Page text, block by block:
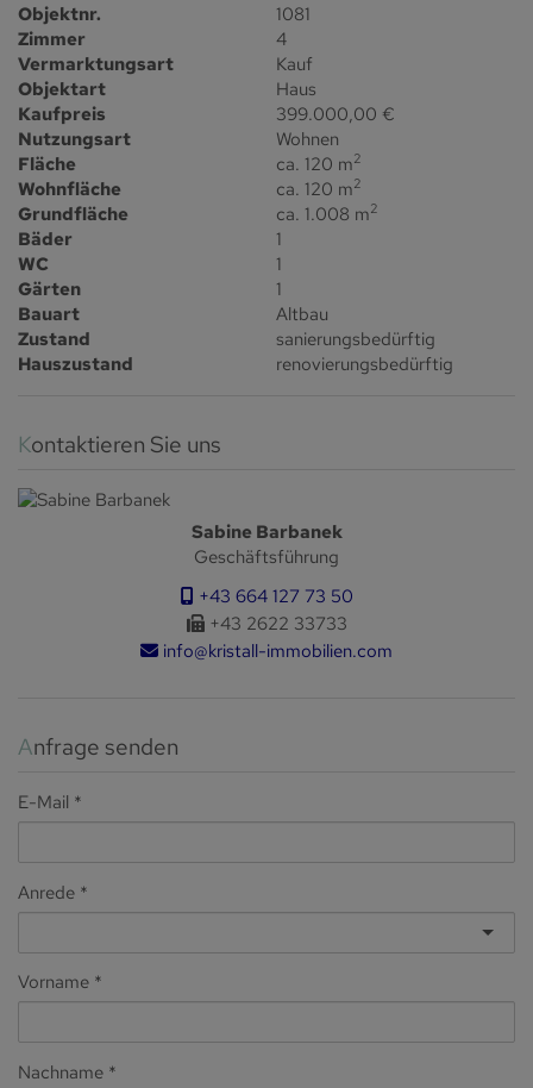
Objektnr.
1081
Zimmer
4
Vermarktungsart
Kauf
Objektart
Haus
Kaufpreis
399.000,00 €
Nutzungsart
Wohnen
Fläche
ca. 120 m2
Wohnfläche ca. 120 m2
Grundfläche ca. 1.008 m2
Bäder
1
WC
1
Gärten
1
Bauart
Altbau
Zustand
sanierungsbedürftig
Hauszustand
renovierungsbedürftig
Kontaktieren Sie uns
Sabine Barbanek
Geschäftsführung
+43 664 127 73 50
+43 2622 33733
info@kristall-immobilien.com
Anfrage senden
E-Mail
Anrede
Vorname
Nachname